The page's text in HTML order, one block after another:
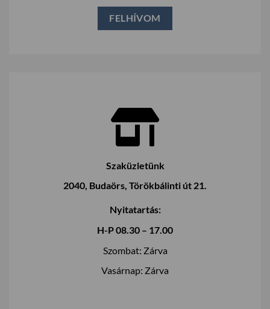
FELHÍVOM
Szaküzletünk
2040, Budaörs, Törökbálinti út 21.
Nyitatartás:
H-P 08.30 – 17.00
Szombat: Zárva
Vasárnap: Zárva